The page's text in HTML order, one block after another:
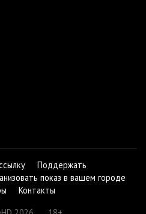
Поддержать
показ в вашем городе
Контакты